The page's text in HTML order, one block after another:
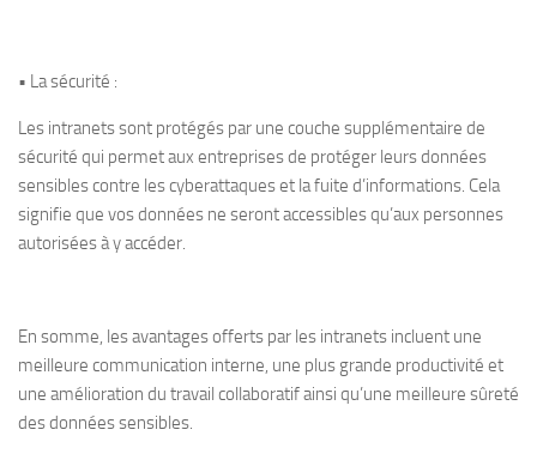
• La sécurité :
Les intranets sont protégés par une couche supplémentaire de
sécurité qui permet aux entreprises de protéger leurs données
sensibles contre les cyberattaques et la fuite d’informations. Cela
signifie que vos données ne seront accessibles qu’aux personnes
autorisées à y accéder.
En somme, les avantages offerts par les intranets incluent une
meilleure communication interne, une plus grande productivité et
une amélioration du travail collaboratif ainsi qu’une meilleure sûreté
des données sensibles.